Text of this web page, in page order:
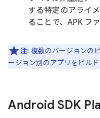
する特定のアライ
ることで、APK フ
注: 複数のバージョンの
ージョン別のアプリをビルド
Android SDK